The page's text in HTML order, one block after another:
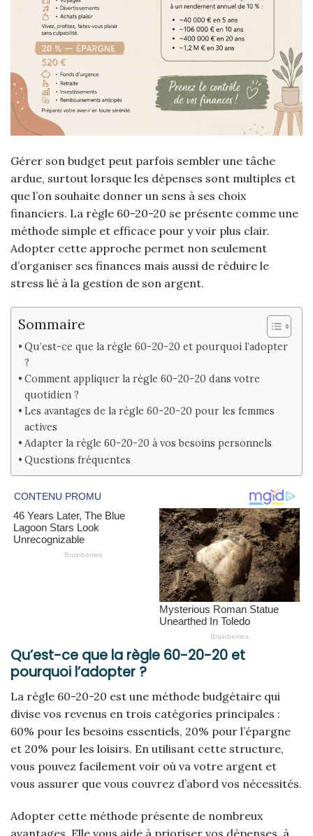
Gérer son budget peut parfois sembler une tâche
ardue, surtout lorsque les dépenses sont multiples et
que l’on souhaite donner un sens à ses choix
financiers. La règle 60-20-20 se présente comme une
méthode simple et efficace pour y voir plus clair.
Adopter cette approche permet non seulement
d’organiser ses finances mais aussi de réduire le
stress lié à la gestion de son argent.
Sommaire
Qu’est-ce que la règle 60-20-20 et pourquoi l’adopter
?
Comment appliquer la règle 60-20-20 dans votre
quotidien ?
Les avantages de la règle 60-20-20 pour les femmes
actives
Adapter la règle 60-20-20 à vos besoins personnels
Questions fréquentes
Qu’est-ce que la règle 60-20-20 et
pourquoi l’adopter ?
La règle 60-20-20 est une méthode budgétaire qui
divise vos revenus en trois catégories principales :
60% pour les besoins essentiels, 20% pour l’épargne
et 20% pour les loisirs. En utilisant cette structure,
vous pouvez facilement voir où va votre argent et
vous assurer que vous couvrez d’abord vos nécessités.
Adopter cette méthode présente de nombreux
avantages. Elle vous aide à prioriser vos dépenses, à